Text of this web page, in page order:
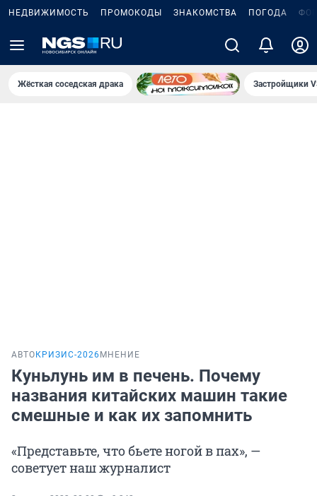
НЕДВИЖИМОСТЬ ПРОМОКОДЫ ЗНАКОМСТВА ПОГОДА
Жёсткая соседская драка Застройщики
АВТО КРИЗИС-2026 МНЕНИЕ
Куньлунь им в печень. Почему
названия китайских машин такие
смешные и как их запомнить
«Представьте, что бьете ногой в пах», —
советует наш журналист